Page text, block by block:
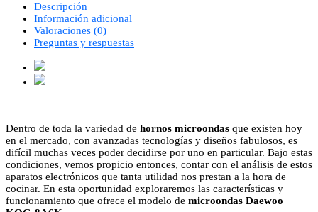
Descripción
Información adicional
Valoraciones (0)
Preguntas y respuestas
Dentro de toda la variedad de hornos microondas que existen hoy
en el mercado, con avanzadas tecnologías y diseños fabulosos, es
difícil muchas veces poder decidirse por uno en particular. Bajo estas
condiciones, vemos propicio entonces, contar con el análisis de estos
aparatos electrónicos que tanta utilidad nos prestan a la hora de
cocinar. En esta oportunidad exploraremos las características y
funcionamiento que ofrece el modelo de microondas Daewoo